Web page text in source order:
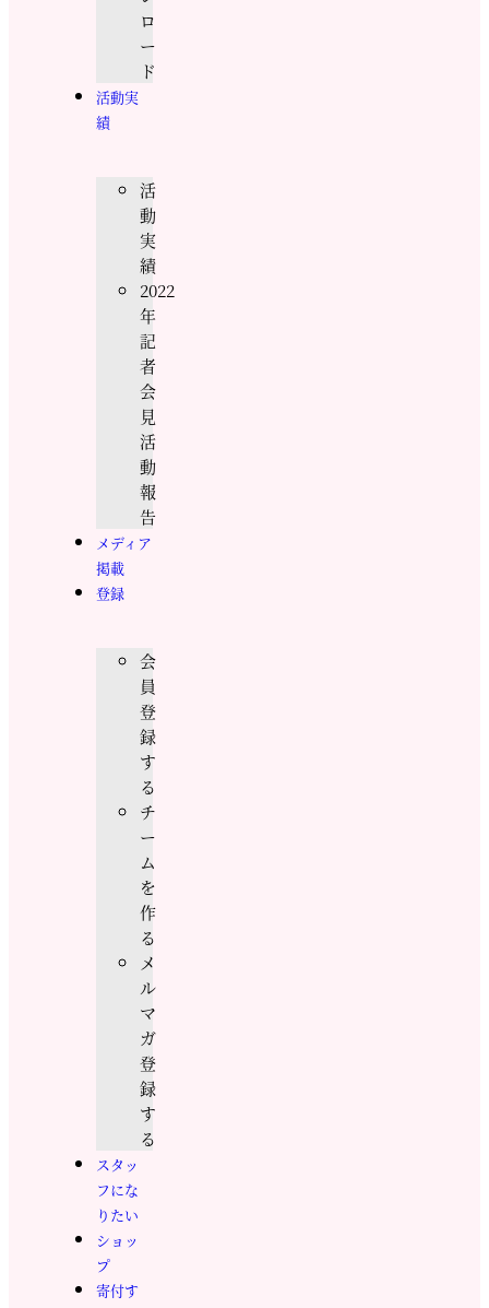
ロ
ー
ド
活動実
績
活
動
実
績
2022
年
記
者
会
見
活
動
報
告
メディア
掲載
登録
会
員
登
録
す
る
チ
ー
ム
を
作
る
メ
ル
マ
ガ
登
録
す
る
スタッ
フにな
りたい
ショッ
プ
寄付す